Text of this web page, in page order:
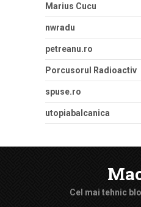
Marius Cucu
nwradu
petreanu.ro
Porcusorul Radioactiv
spuse.ro
utopiabalcanica
Cel mai tehnic